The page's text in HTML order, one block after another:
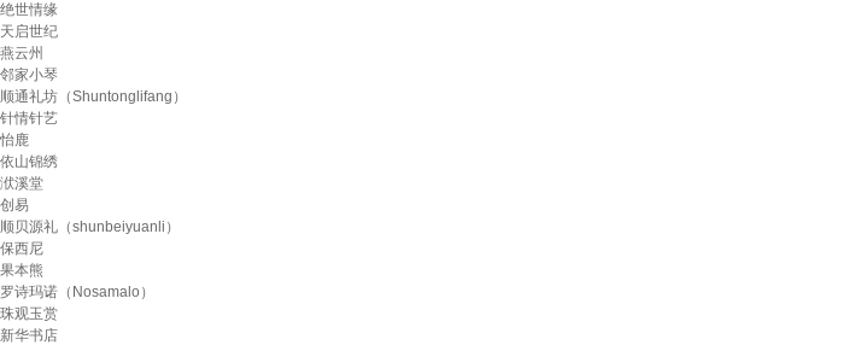
绝世情缘
天启世纪
燕云州
邻家小琴
顺通礼坊（Shuntonglifang）
针情针艺
怡鹿
依山锦绣
洑溪堂
创易
顺贝源礼（shunbeiyuanli）
保西尼
果本熊
罗诗玛诺（Nosamalo）
珠观玉赏
新华书店